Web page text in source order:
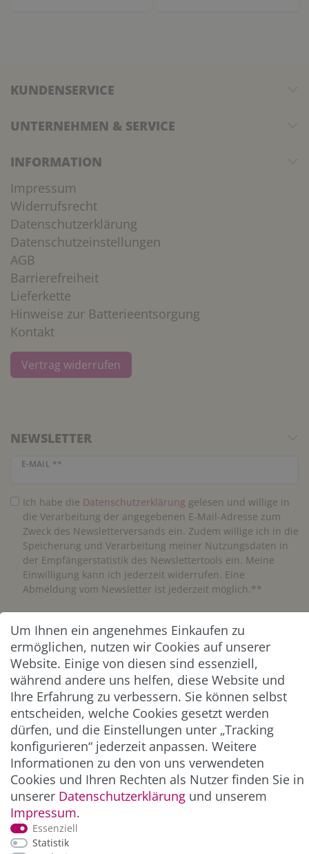
KUNDENSERVICE
UNTERNEHMEN & SERVICE
INFORMATION
Impressum
Widerrufsrecht
Datenschutzerklärung
Datenschutzeinstellungen
AGB
Barrierefreiheit
Lieferkette
Hinweise zur Batterieentsorgung
Kontakt
Vertrag widerrufen
NEWSLETTER
E-MAIL **
Newsletter Honig
Ich habe die Daten­schutz­erklärung gelesen und willige in
die Verarbeitung der angegebenen E-Mail-Adresse zum
Zweck des Newsletterversands ein. Zudem willige ich in die
Speicherung und Verarbeitung meiner Nutzungsdaten in
der Empfängerstatistik des Newslettertools ein. Meine
Einwilligung kann ich jederzeit widerrufen. Eine
Abmeldung vom Newsletter ist jederzeit möglich.**
Abonnieren
** Hierbei handelt es sich um ein Pflichtfeld.
ZAHLUNG & VERSAND
*Alle Preise inkl. der gesetzl. MwSt. zzgl.
Um Ihnen ein angenehmes Einkaufen zu
ermöglichen, nutzen wir Cookies auf unserer
Website. Einige von diesen sind essenziell,
während andere uns helfen, diese Website und
Ihre Erfahrung zu verbessern. Sie können selbst
entscheiden, welche Cookies gesetzt werden
dürfen, und die Einstellungen unter „Tracking
konfigurieren“ jederzeit anpassen. Weitere
Informationen zu den von uns verwendeten
Cookies und Ihren Rechten als Nutzer finden Sie in
unserer Daten­schutz­erklärung und unserem
Impressum.
Essenziell
Statistik